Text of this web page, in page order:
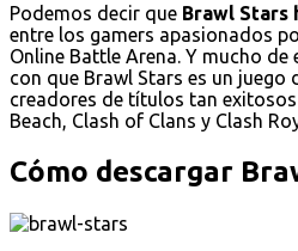
Podemos decir que Brawl Stars
entre los gamers apasionados
Online Battle Arena. Y mucho de
con que Brawl Stars es un
creadores de títulos tan
Beach, Clash of Clans y Clash
Cómo descargar